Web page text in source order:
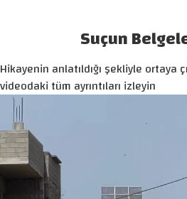
Suçun
Hikayenin anlatıldığı şekliyle ortaya
videodaki tüm ayrıntıları izleyin